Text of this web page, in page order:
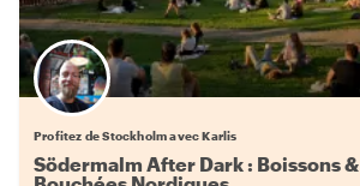
Profitez de Stockholm avec Karlis
Södermalm After Dark : Boissons &